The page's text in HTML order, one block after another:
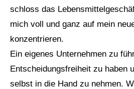
schloss das
mich voll und ganz auf mein
konzentrieren.
Ein eigenes Unternehmen zu
Entscheidungsfreiheit zu haben
selbst in die Hand zu nehmen.